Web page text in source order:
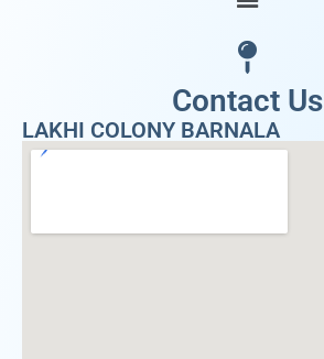
Contact Us
LAKHI COLONY BARNALA